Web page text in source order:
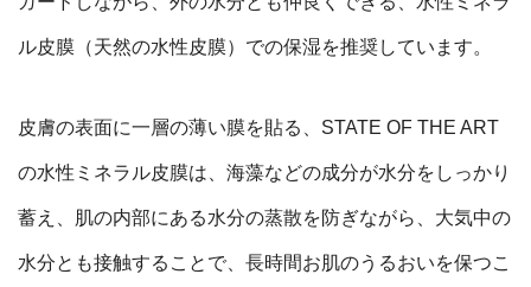
ル皮膜（天然の水性皮膜）での保湿を推奨しています。
皮膚の表面に一層の薄い膜を貼る、 STATE OF THE ART
の水性ミネラル皮膜は、 海藻などの成分が水分をしっかり
蓄え、 肌の内部にある水分の蒸散を防ぎながら、大気中の
水分とも接触することで、長時間お肌のうるおいを保つこ